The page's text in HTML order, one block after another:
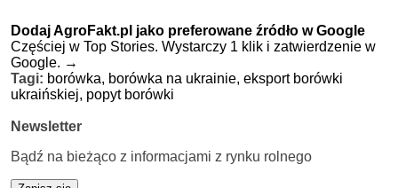
Dodaj AgroFakt.pl jako preferowane źródło w Google
Częściej w Top Stories. Wystarczy 1 klik i zatwierdzenie w
Google. →
Tagi: borówka, borówka na ukrainie, eksport borówki
ukraińskiej, popyt borówki
Newsletter
Bądź na bieżąco z informacjami z rynku rolnego